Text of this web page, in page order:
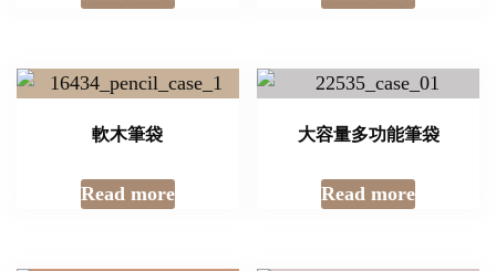
軟木筆袋
Read more
大容量多功能筆袋
Read more